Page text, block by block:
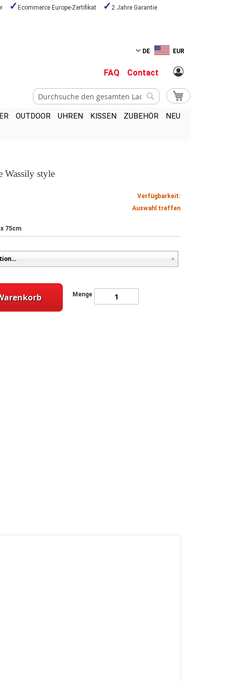
Ecommerce Europe-Zertifikat 2 Jahre Garantie
DE EUR
FAQ Contact
Mein Warenkorb
Suche
OUTDOOR UHREN KISSEN ZUBEHÖR
NEU
Wassily style
Verfügbarkeit:
Auswahl treffen
75cm
Menge